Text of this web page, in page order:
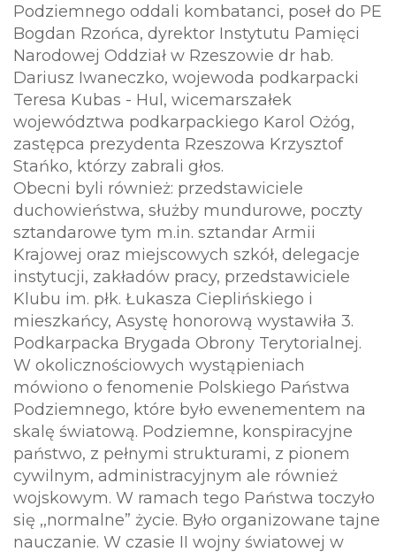
Podziemnego oddali kombatanci, poseł do PE
Bogdan Rzońca, dyrektor Instytutu Pamięci
Narodowej Oddział w Rzeszowie dr hab.
Dariusz Iwaneczko, wojewoda podkarpacki
Teresa Kubas - Hul, wicemarszałek
województwa podkarpackiego Karol Ożóg,
zastępca prezydenta Rzeszowa Krzysztof
Stańko, którzy zabrali głos.
Obecni byli również: przedstawiciele
duchowieństwa, służby mundurowe, poczty
sztandarowe tym m.in. sztandar Armii
Krajowej oraz miejscowych szkół, delegacje
instytucji, zakładów pracy, przedstawiciele
Klubu im. płk. Łukasza Cieplińskiego i
mieszkańcy, Asystę honorową wystawiła 3.
Podkarpacka Brygada Obrony Terytorialnej.
W okolicznościowych wystąpieniach
mówiono o fenomenie Polskiego Państwa
Podziemnego, które było ewenementem na
skalę światową. Podziemne, konspiracyjne
państwo, z pełnymi strukturami, z pionem
cywilnym, administracyjnym ale również
wojskowym. W ramach tego Państwa toczyło
się ,,normalne” życie. Było organizowane tajne
nauczanie. W czasie II wojny światowej w